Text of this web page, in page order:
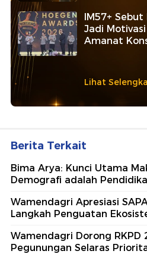
IM57+
Jadi
Amanat
Lihat
Berita Terkait
Bima Arya: Kunci Utama
Demografi adalah
Wamendagri Apresiasi
Langkah Penguatan
Wamendagri Dorong RKPD
Pegunungan Selaras